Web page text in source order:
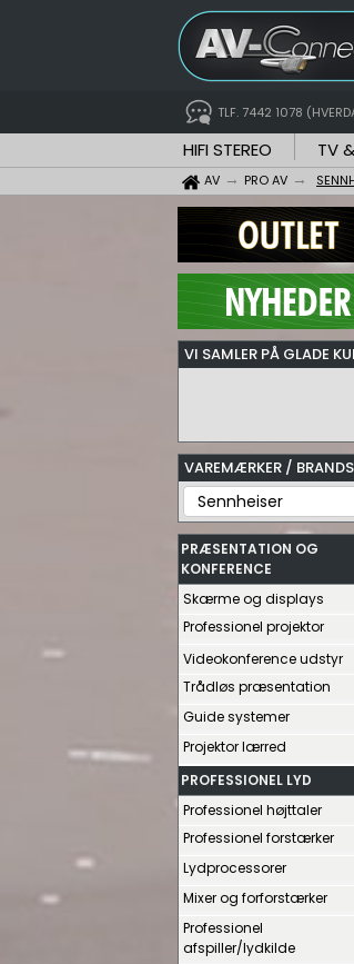
TLF. 7442 1078
HIFI STEREO TV
AV PRO AV
VI SAMLER PÅ GLADE
VAREMÆRKER / BRANDS
PRÆSENTATION OG
KONFERENCE
Skærme og displays
Professionel projektor
Videokonference udstyr
Trådløs præsentation
Guide systemer
Projektor lærred
PROFESSIONEL LYD
Professionel højttaler
Professionel forstærker
Lydprocessorer
Mixer og forforstærker
Professionel
afspiller/lydkilde